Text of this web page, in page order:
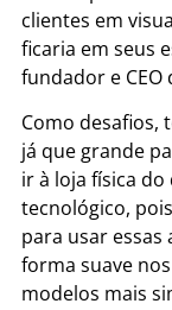
clientes em
ficaria em seus
fundador e CEO
Como desafios,
já que grande
ir à loja física
tecnológico,
para usar essas
forma suave
modelos mais